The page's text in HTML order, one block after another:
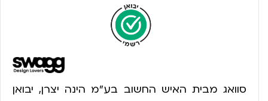
סוואג מבית האיש החשוב בע״מ הינה יצרן, יבואן